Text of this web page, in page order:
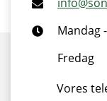
Mandag
Fredag
Vores